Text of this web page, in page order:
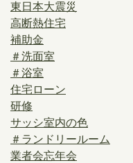
東日本大震災
高断熱住宅
補助金
＃洗面室
＃浴室
住宅ローン
研修
サッシ室内の色
＃ランドリールーム
業者会忘年会